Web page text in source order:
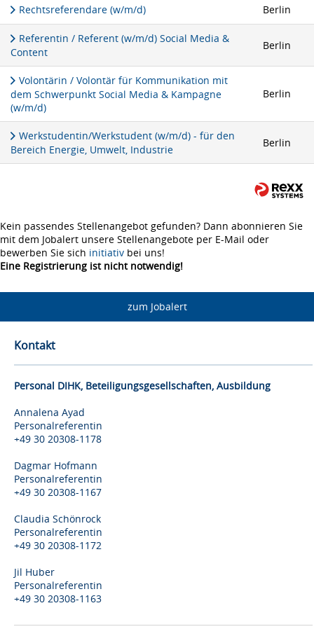
Rechtsreferendare (w/m/d) Berlin
Referentin / Referent (w/m/d) Social Media &
Content
Berlin
Volontärin / Volontär für Kommunikation mit
dem Schwerpunkt Social Media & Kampagne
(w/m/d)
Berlin
Werkstudentin/Werkstudent (w/m/d) - für den
Bereich Energie, Umwelt, Industrie
Berlin
Kein passendes Stellenangebot gefunden? Dann abonnieren Sie
mit dem Jobalert unsere Stellenangebote per E-Mail oder
bewerben Sie sich initiativ bei uns!
Eine Registrierung ist nicht notwendig!
zum Jobalert
Kontakt
Personal DIHK, Beteiligungsgesellschaften, Ausbildung
Annalena Ayad
Personalreferentin
+49 30 20308-1178
Dagmar Hofmann
Personalreferentin
+49 30 20308-1167
Claudia Schönrock
Personalreferentin
+49 30 20308-1172
Jil Huber
Personalreferentin
+49 30 20308-1163